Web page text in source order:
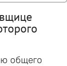
общего